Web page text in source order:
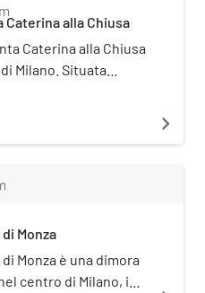
m
Caterina alla Chiusa
Caterina alla Chiusa
Milano. Situata
navigate_next
Monza
Monza è una dimora
centro di Milano, in